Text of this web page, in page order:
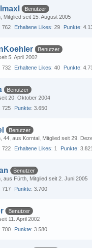
Benutzer
Mitglied seit 15. August 2005
762 Erhaltene Likes 29 Punkte
Benutzer
5. April 2002
732 Erhaltene Likes 40 Punkte
Benutzer
20. Oktober 2004
725 Punkte 3.650
Benutzer
44 aus Korntal Mitglied seit 29.
722 Erhaltene Likes 1 Punkte 3.821
Benutzer
aus Fürth Mitglied seit 2. Juni 2005
717 Punkte 3.700
Benutzer
11. April 2002
700 Punkte 3.580